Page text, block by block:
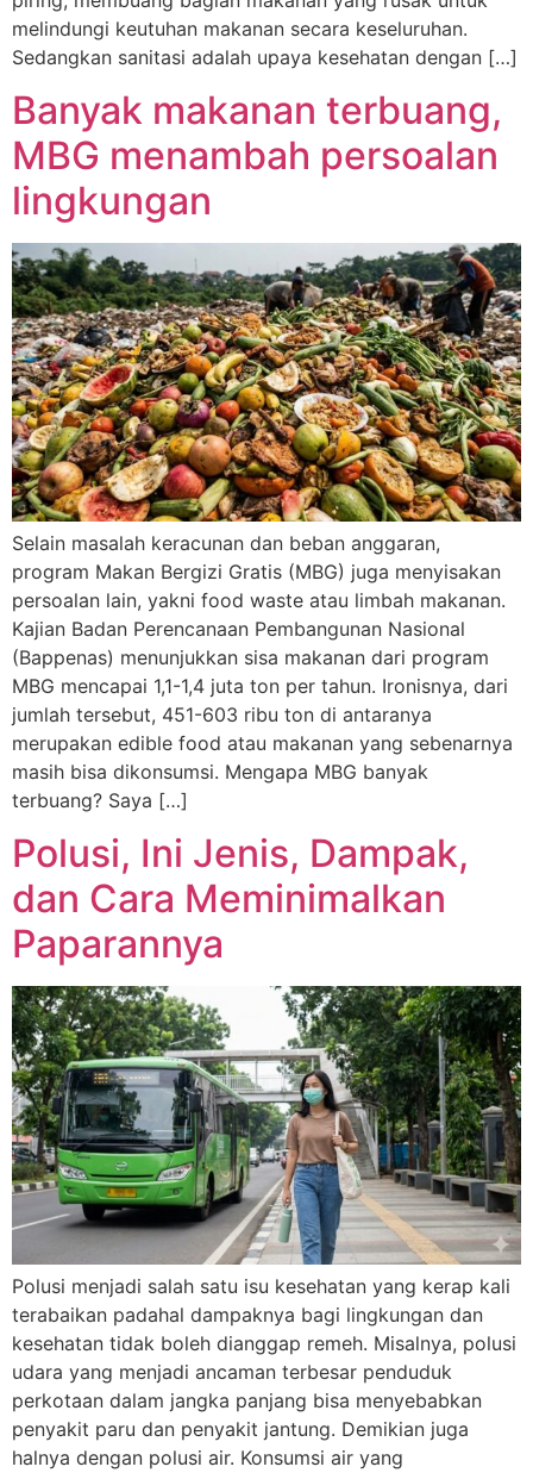
melindungi keutuhan makanan secara keseluruhan.
Sedangkan sanitasi adalah upaya kesehatan dengan […]
Banyak makanan terbuang,
MBG menambah persoalan
lingkungan
Selain masalah keracunan dan beban anggaran,
program Makan Bergizi Gratis (MBG) juga menyisakan
persoalan lain, yakni food waste atau limbah makanan.
Kajian Badan Perencanaan Pembangunan Nasional
(Bappenas) menunjukkan sisa makanan dari program
MBG mencapai 1,1-1,4 juta ton per tahun. Ironisnya, dari
jumlah tersebut, 451-603 ribu ton di antaranya
merupakan edible food atau makanan yang sebenarnya
masih bisa dikonsumsi. Mengapa MBG banyak
terbuang? Saya […]
Polusi, Ini Jenis, Dampak,
dan Cara Meminimalkan
Paparannya
Polusi menjadi salah satu isu kesehatan yang kerap kali
terabaikan padahal dampaknya bagi lingkungan dan
kesehatan tidak boleh dianggap remeh. Misalnya, polusi
udara yang menjadi ancaman terbesar penduduk
perkotaan dalam jangka panjang bisa menyebabkan
penyakit paru dan penyakit jantung. Demikian juga
halnya dengan polusi air. Konsumsi air yang